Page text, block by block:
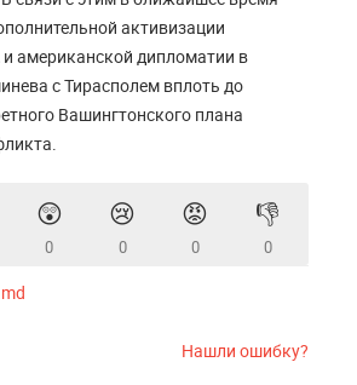
активизации
американской дипломатии в
с Тирасполем вплоть до
Вашингтонского плана
😲
0
😢
0
😡
0
👎
0
Нашли ошибку?